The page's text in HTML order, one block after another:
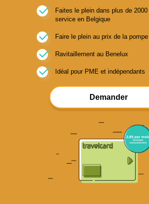
Faites le plein dans plus de
service en Belgique
Faire le plein au prix de la pompe
Ravitaillement au Benelux
Idéal pour PME et indépendants
Demander